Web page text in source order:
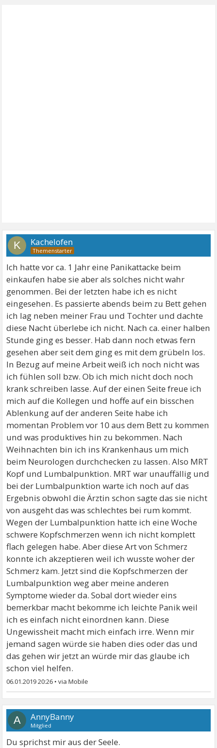
K Kachelofen
Ich hatte vor ca. 1 Jahr eine Panikattacke beim
einkaufen habe sie aber als solches nicht wahr
genommen. Bei der letzten habe ich es nicht
eingesehen. Es passierte abends beim zu Bett gehen
ich lag neben meiner Frau und Tochter und dachte
diese Nacht überlebe ich nicht. Nach ca. einer halben
Stunde ging es besser. Hab dann noch etwas fern
gesehen aber seit dem ging es mit dem grübeln los.
In Bezug auf meine Arbeit weiß ich noch nicht was
ich fühlen soll bzw. Ob ich mich nicht doch noch
krank schreiben lasse. Auf der einen Seite freue ich
mich auf die Kollegen und hoffe auf ein bisschen
Ablenkung auf der anderen Seite habe ich
momentan Problem vor 10 aus dem Bett zu kommen
und was produktives hin zu bekommen. Nach
Weihnachten bin ich ins Krankenhaus um mich
beim Neurologen durchchecken zu lassen. Also MRT
Kopf und Lumbalpunktion. MRT war unauffällig und
bei der Lumbalpunktion warte ich noch auf das
Ergebnis obwohl die Ärztin schon sagte das sie nicht
von ausgeht das was schlechtes bei rum kommt.
Wegen der Lumbalpunktion hatte ich eine Woche
schwere Kopfschmerzen wenn ich nicht komplett
flach gelegen habe. Aber diese Art von Schmerz
konnte ich akzeptieren weil ich wusste woher der
Schmerz kam. Jetzt sind die Kopfschmerzen der
Lumbalpunktion weg aber meine anderen
Symptome wieder da. Sobal dort wieder eins
bemerkbar macht bekomme ich leichte Panik weil
ich es einfach nicht einordnen kann. Diese
Ungewissheit macht mich einfach irre. Wenn mir
jemand sagen würde sie haben dies oder das und
das gehen wir jetzt an würde mir das glaube ich
schon viel helfen.
06.01.2019 20:26 •
A AnnyBanny
Mitglied
Du sprichst mir aus der Seele.